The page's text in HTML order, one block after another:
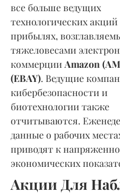
все больше ведущих
технологических
прибылях,
тяжеловесами
коммерции Amazon
(EBAY). Ведущие
кибербезопасности и
биотехнологии также
отчитываются.
данные о рабочих
приводят к
экономических
Акции Для